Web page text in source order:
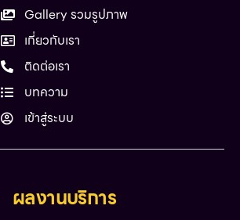
Gallery รวมรูปภาพ
เกี่ยวกับเรา
ติดต่อเรา
บทความ
เข้าสู่ระบบ
ผลงานบริการ